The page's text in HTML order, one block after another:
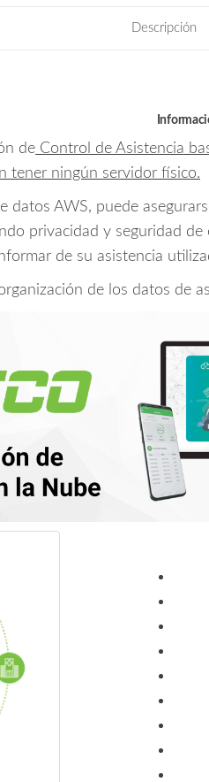
Descripción
de Control de Asistencia
tener ningún servidor físico.
datos AWS, puede
privacidad y seguridad
de su asistencia
de los datos de